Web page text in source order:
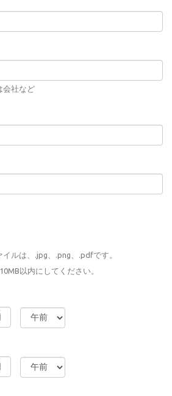
会社など
ルは、.jpg、.png、.pdfです。
以内にしてください。